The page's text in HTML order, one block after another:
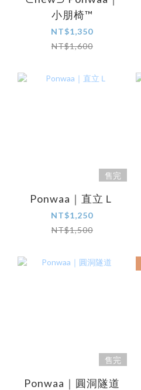
小朋椅™
NT$1,350
NT$1,600
售完
Ponwaa｜直立Ｌ
NT$1,250
NT$1,500
售完
Ponwaa｜圓洞隧道